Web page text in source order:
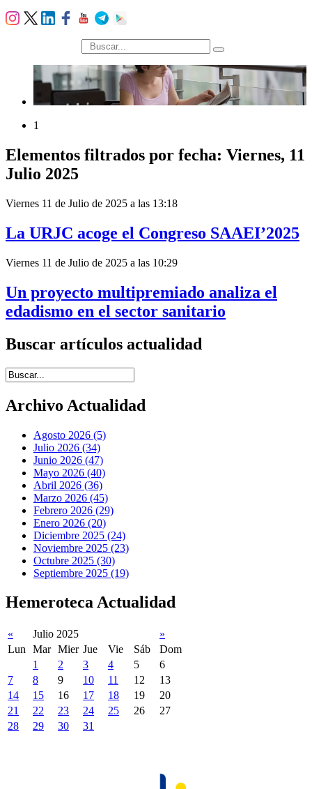
búsqueda
1
Elementos filtrados por fecha: Viernes, 11
Julio 2025
Viernes 11 de Julio de 2025 a las 13:18
La URJC acoge el Congreso SAAEI’2025
Viernes 11 de Julio de 2025 a las 10:29
Un proyecto multipremiado analiza el
edadismo en el sector sanitario
Buscar artículos actualidad
Introduce términos de búsqueda
Archivo Actualidad
Agosto 2026 (5)
Julio 2026 (34)
Junio 2026 (47)
Mayo 2026 (40)
Abril 2026 (36)
Marzo 2026 (45)
Febrero 2026 (29)
Enero 2026 (20)
Diciembre 2025 (24)
Noviembre 2025 (23)
Octubre 2025 (30)
Septiembre 2025 (19)
Hemeroteca Actualidad
« Julio 2025
»
Lun
Mar Mier Jue Vie Sáb
Dom
1
2 3 4 5
6
7
8 9 10 11 12
13
14
15 16 17 18 19
20
21
22 23 24 25 26
27
28
29 30 31